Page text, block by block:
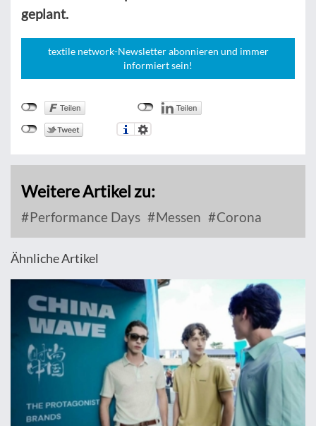
geplant.
textile network-Newsletter abonnieren und immer
informiert sein!
Weitere Artikel zu:
Performance Days Messen Corona
Ähnliche Artikel